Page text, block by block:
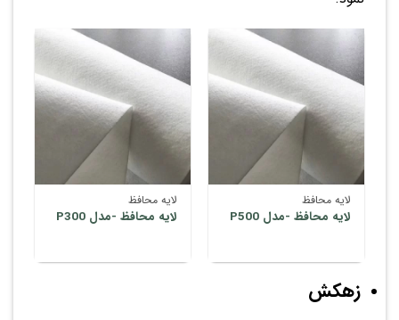
لایه محافظ
لایه محافظ -مدل P500
لایه محافظ
لایه محافظ -مدل P300
زهکش